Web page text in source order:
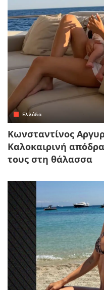
Ελλάδα
Κωνσταντίνος
Καλοκαιρινή
τους στη θάλασσα